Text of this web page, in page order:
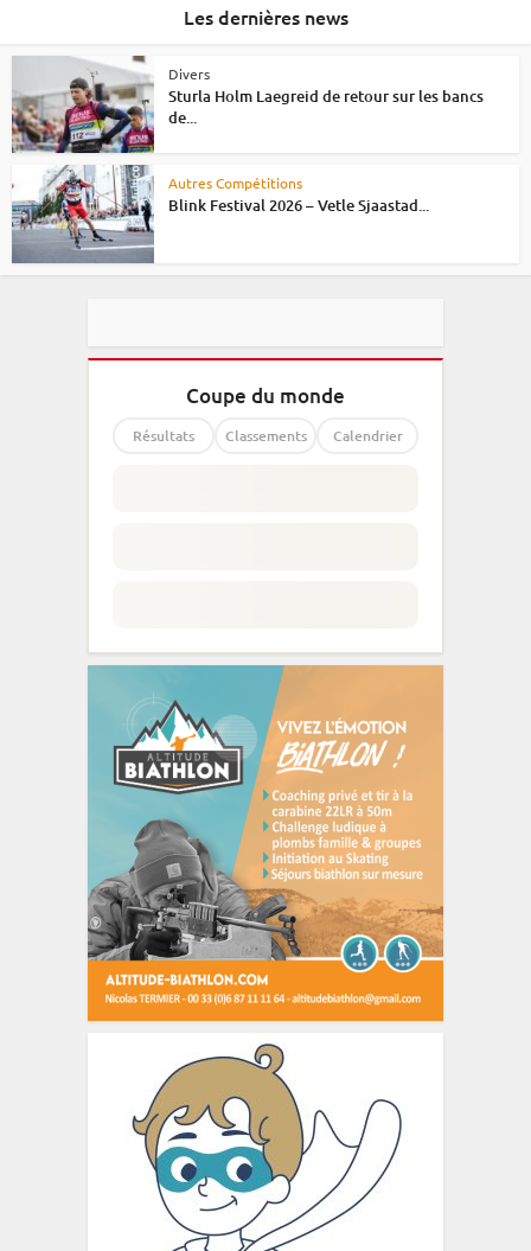
Les dernières news
Divers
Sturla Holm Laegreid de retour sur les bancs
de...
Autres Compétitions
Blink Festival 2026 – Vetle Sjaastad...
Coupe du monde
Résultats Classements Calendrier